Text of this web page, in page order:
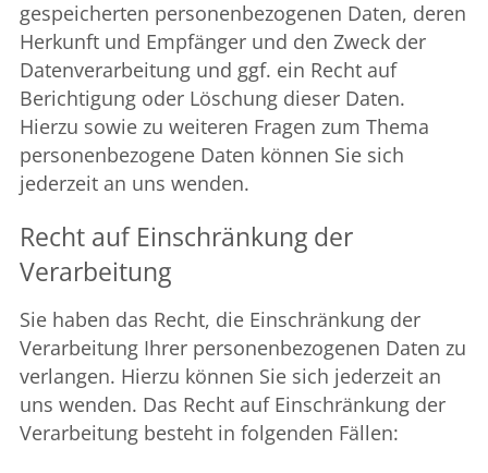
gespeicherten personenbezogenen Daten, deren
Herkunft und Empfänger und den Zweck der
Datenverarbeitung und ggf. ein Recht auf
Berichtigung oder Löschung dieser Daten.
Hierzu sowie zu weiteren Fragen zum Thema
personenbezogene Daten können Sie sich
jederzeit an uns wenden.
Recht auf Einschränkung der
Verarbeitung
Sie haben das Recht, die Einschränkung der
Verarbeitung Ihrer personenbezogenen Daten zu
verlangen. Hierzu können Sie sich jederzeit an
uns wenden. Das Recht auf Einschränkung der
Verarbeitung besteht in folgenden Fällen: